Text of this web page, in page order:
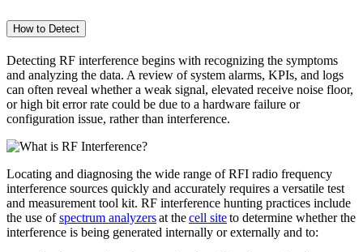
How to Detect
Detecting RF interference begins with recognizing the symptoms
and analyzing the data. A review of system alarms, KPIs, and logs
can often reveal whether a weak signal, elevated receive noise floor,
or high bit error rate could be due to a hardware failure or
configuration issue, rather than interference.
Locating and diagnosing the wide range of RFI radio frequency
interference sources quickly and accurately requires a versatile test
and measurement tool kit. RF interference hunting practices include
the use ofspectrum analyzersat thecell siteto determine whether the
interference is being generated internally or externally and to: